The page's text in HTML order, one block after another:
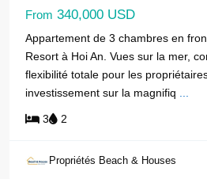
From 340,000 USD
Appartement de 3 chambres en
Resort à Hoi An. Vues sur la mer,
flexibilité totale pour les
investissement sur la magnifiq
3 2
Propriétés Beach & Houses